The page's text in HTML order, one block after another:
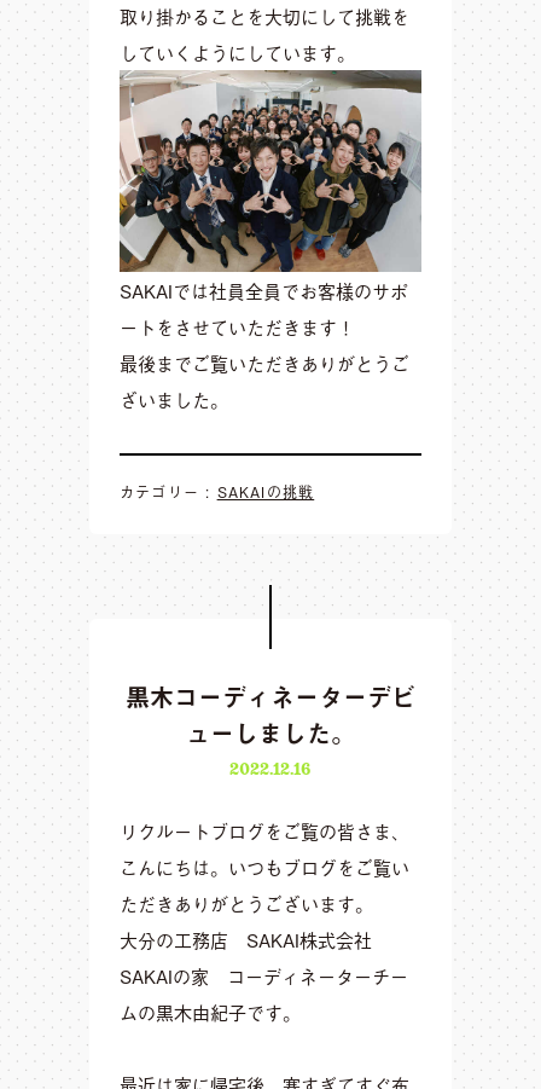
取り掛かることを大切にして挑戦を
していくようにしています。
SAKAIでは社員全員でお客様のサポ
ートをさせていただきます！
最後までご覧いただきありがとうご
ざいました。
カテゴリー : SAKAIの挑戦
黒木コーディネーターデビ
ューしました。
2022.12.16
リクルートブログをご覧の皆さま、
こんにちは。いつもブログをご覧い
ただきありがとうございます。
大分の工務店 SAKAI株式会社
SAKAIの家 コーディネーターチー
ムの黒木由紀子です。
最近は家に帰宅後、寒すぎてすぐ布